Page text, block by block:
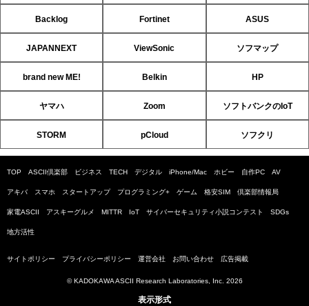
Backlog Fortinet ASUS
JAPANNEXT ViewSonic ソフマップ
brand new ME! Belkin HP
ヤマハ Zoom ソフトバンクのIoT
STORM pCloud ソフクリ
TOP ASCII倶楽部 ビジネス TECH デジタル iPhone/Mac ホビー 自作PC AV
アキバ スマホ スタートアップ プログラミング+ ゲーム 格安SIM 倶楽部情報局
家電ASCII アスキーグルメ MITTR IoT サイバーセキュリティ小説コンテスト SDGs
地方活性
サイトポリシー プライバシーポリシー 運営会社 お問い合わせ 広告掲載
© KADOKAWA ASCII Research Laboratories, Inc. 2026
表示形式